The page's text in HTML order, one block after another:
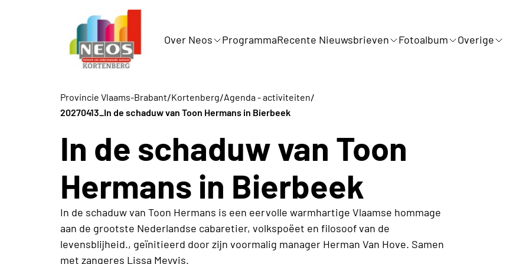
Over Neos ProgrammaRecente Nieuwsbrieven Fotoalbum Overige
Provincie Vlaams-Brabant/Kortenberg/Agenda - activiteiten/
20270413_In de schaduw van Toon Hermans in Bierbeek
In de schaduw van Toon
Hermans in Bierbeek
In de schaduw van Toon Hermans is een eervolle warmhartige Vlaamse hommage
aan de grootste Nederlandse cabaretier, volkspoëet en filosoof van de
levensblijheid., geïnitieerd door zijn voormalig manager Herman Van Hove. Samen
met zangeres Lissa Meyvis.